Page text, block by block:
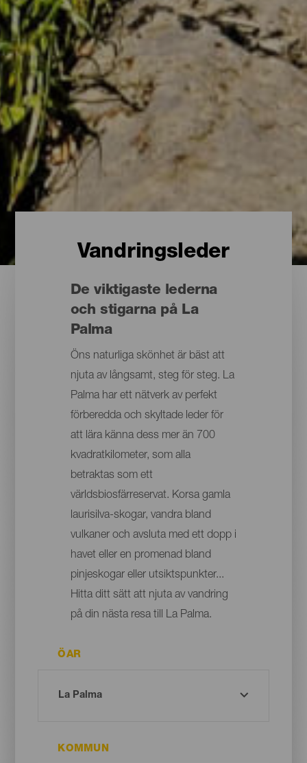
Vandringsleder
De viktigaste lederna
och stigarna på La
Palma
Öns naturliga skönhet är bäst att
njuta av långsamt, steg för steg. La
Palma har ett nätverk av perfekt
förberedda och skyltade leder för
att lära känna dess mer än 700
kvadratkilometer, som alla
betraktas som ett
världsbiosfärreservat. Korsa gamla
laurisilva-skogar, vandra bland
vulkaner och avsluta med ett dopp i
havet eller en promenad bland
pinjeskogar eller utsiktspunkter...
Hitta ditt sätt att njuta av vandring
på din nästa resa till La Palma.
ÖAR
KOMMUN